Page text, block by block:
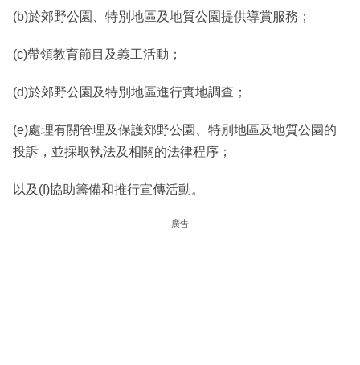
(b)於郊野公園、特別地區及地質公園提供導賞服務；
(c)帶領教育節目及義工活動；
(d)於郊野公園及特別地區進行實地調查；
(e)處理有關管理及保護郊野公園、特別地區及地質公園的
投訴，並採取執法及相關的法律程序；
以及(f)協助籌備和推行宣傳活動。
廣告